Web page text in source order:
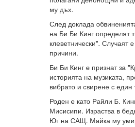
му дъх.
След доклада
на Би Би Кинг определят
клеветнически". Случаят
причини.
Би Би Кинг е признат за
историята на музиката,
вибрато и свирене с един
Роден е като Райли Б.
Мисисипи. Израства в
Юг на САЩ. Майка му